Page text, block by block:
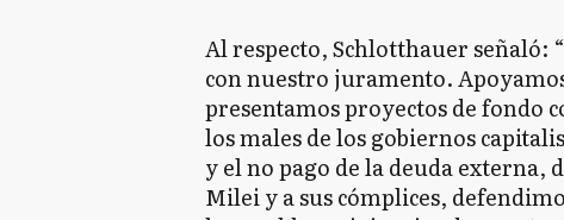
Al respecto, Schlotthauer señaló:
con nuestro juramento.
presentamos proyectos de fondo
los males de los gobiernos
y el no pago de la deuda
Milei y a sus cómplices,